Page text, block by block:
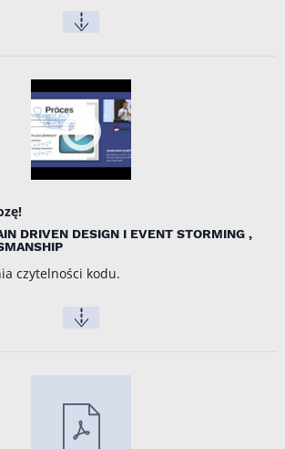
DRIVEN DESIGN I EVENT STORMING ,
czytelności kodu.